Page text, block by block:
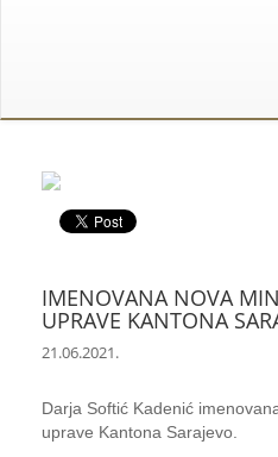
IMENOVANA NOVA
UPRAVE KANTONA
21.06.2021.
Darja Softić Kadenić
uprave Kantona Sarajevo.